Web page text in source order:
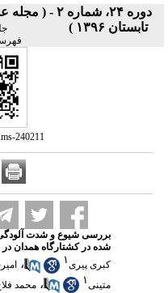
دوره ۲۴،
تابستان ۱۳۹۶ )
جلد ۲۴
240211
بررسی شیوع و شدت آلودگی
شده در کشتارگاه همدان در
کبری پیری۱ ،
متینی۱ ، محمد